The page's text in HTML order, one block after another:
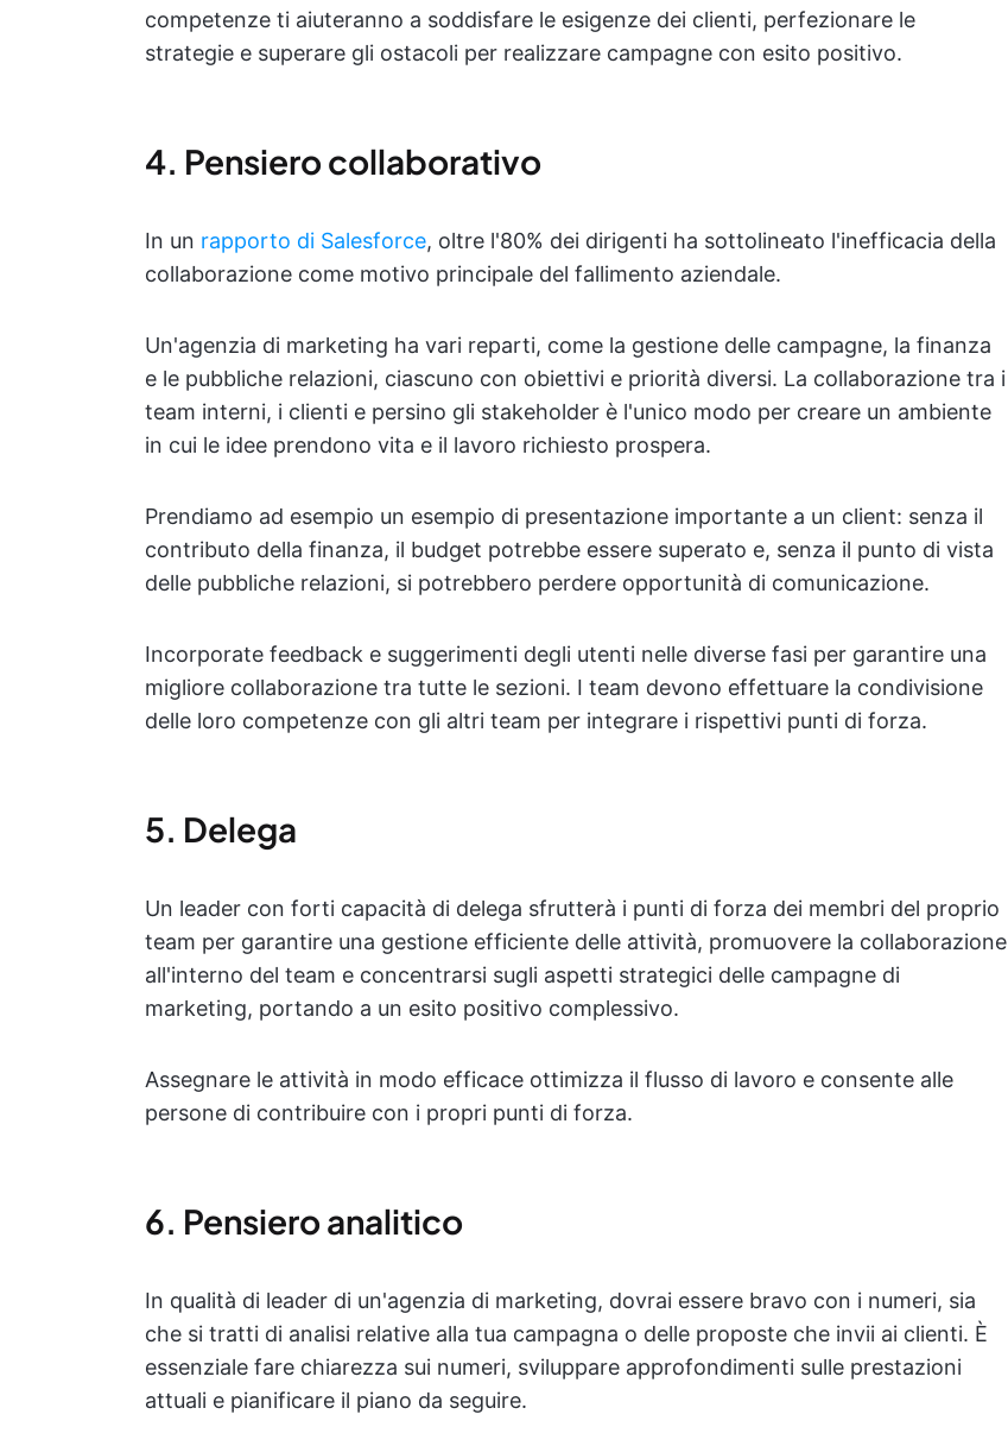
competenze ti aiuteranno a soddisfare le esigenze dei clienti, perfezionare le
strategie e superare gli ostacoli per realizzare campagne con esito positivo.
4. Pensiero collaborativo
In un rapporto di Salesforce, oltre l'80% dei dirigenti ha sottolineato l'inefficacia della
collaborazione come motivo principale del fallimento aziendale.
Un'agenzia di marketing ha vari reparti, come la gestione delle campagne, la finanza
e le pubbliche relazioni, ciascuno con obiettivi e priorità diversi. La collaborazione tra i
team interni, i clienti e persino gli stakeholder è l'unico modo per creare un ambiente
in cui le idee prendono vita e il lavoro richiesto prospera.
Prendiamo ad esempio un esempio di presentazione importante a un client: senza il
contributo della finanza, il budget potrebbe essere superato e, senza il punto di vista
delle pubbliche relazioni, si potrebbero perdere opportunità di comunicazione.
Incorporate feedback e suggerimenti degli utenti nelle diverse fasi per garantire una
migliore collaborazione tra tutte le sezioni. I team devono effettuare la condivisione
delle loro competenze con gli altri team per integrare i rispettivi punti di forza.
5. Delega
Un leader con forti capacità di delega sfrutterà i punti di forza dei membri del proprio
team per garantire una gestione efficiente delle attività, promuovere la collaborazione
all'interno del team e concentrarsi sugli aspetti strategici delle campagne di
marketing, portando a un esito positivo complessivo.
Assegnare le attività in modo efficace ottimizza il flusso di lavoro e consente alle
persone di contribuire con i propri punti di forza.
6. Pensiero analitico
In qualità di leader di un'agenzia di marketing, dovrai essere bravo con i numeri, sia
che si tratti di analisi relative alla tua campagna o delle proposte che invii ai clienti. È
essenziale fare chiarezza sui numeri, sviluppare approfondimenti sulle prestazioni
attuali e pianificare il piano da seguire.